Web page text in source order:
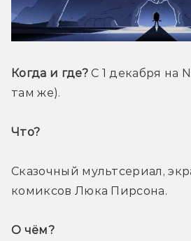
Когда и где? С 1 декабря на
там же).
Что?
Сказочный мультсериал,
комиксов Люка Пирсона.
О чём?